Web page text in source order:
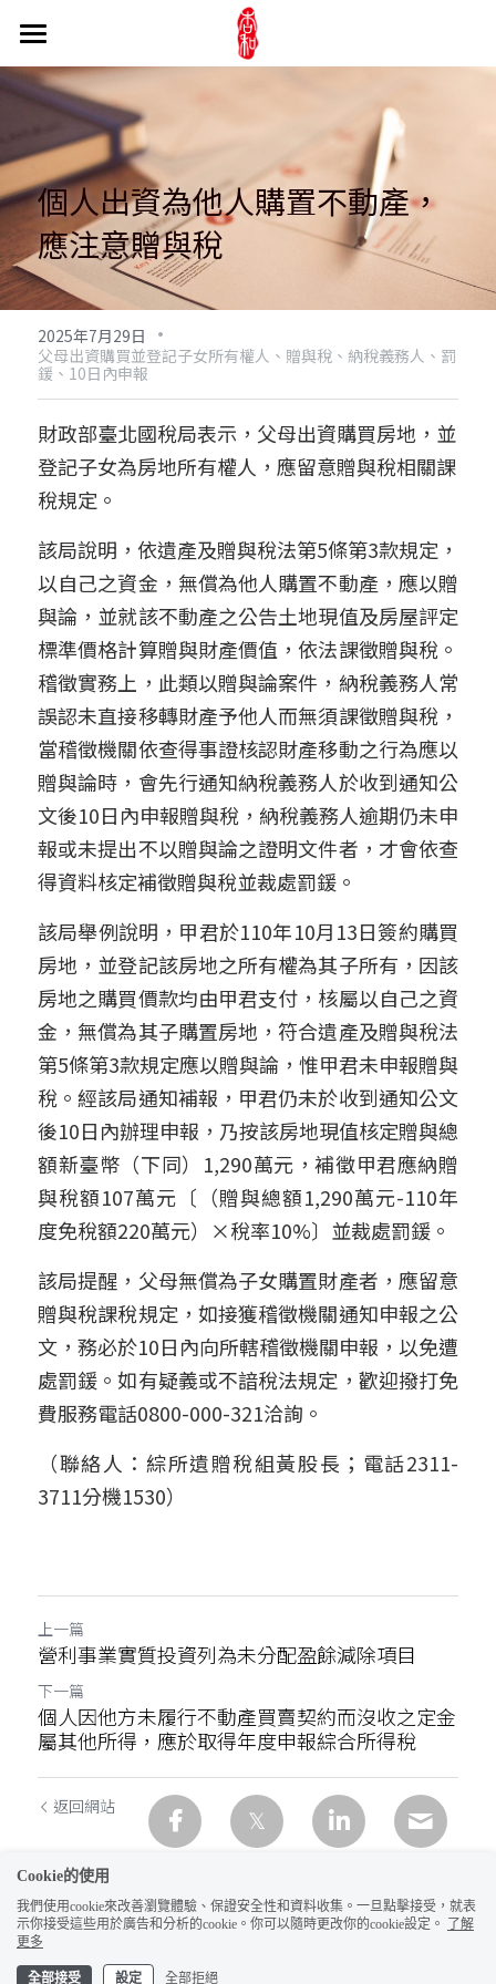
關於事務所
陳文炯會計師
事務所介紹
媒體與文章
我們的實績
交通超方便
杏和吃喝玩樂
訊息公告
最新消息
產學合作
新書介紹
網路相簿
醫療法人
醫療財團法人
醫療社團法人
醫療機構
長照法人
長照相關新聞
產業趨勢
長照相關法條
家族財產信託
公益信託
股權信託
不動產信託
家族財產信託
信託與遺贈稅
公益活動
財團法人看見.齊柏林基金會
臺灣腸癌病友協會
專業服務
公司法
證券交易法
新公司設立
文創產業
新創公司
其他專業服務
線上諮詢
聯絡資訊
加入我們
搜索
加LINE諮詢
個人出資為他人購置不動產，
應注意贈與稅
2025年7月29日 ·
父母出資購買並登記子女所有權人、贈與稅、納稅義務人、罰
鍰、10日內申報
財政部臺北國稅局表示，父母出資購買房地，並
登記子女為房地所有權人，應留意贈與稅相關課
稅規定。
該局說明，依遺產及贈與稅法第5條第3款規定，
以自己之資金，無償為他人購置不動產，應以贈
與論，並就該不動產之公告土地現值及房屋評定
標準價格計算贈與財產價值，依法課徵贈與稅。
稽徵實務上，此類以贈與論案件，納稅義務人常
誤認未直接移轉財產予他人而無須課徵贈與稅，
當稽徵機關依查得事證核認財產移動之行為應以
贈與論時，會先行通知納稅義務人於收到通知公
文後10日內申報贈與稅，納稅義務人逾期仍未申
報或未提出不以贈與論之證明文件者，才會依查
得資料核定補徵贈與稅並裁處罰鍰。
該局舉例說明，甲君於110年10月13日簽約購買
房地，並登記該房地之所有權為其子所有，因該
房地之購買價款均由甲君支付，核屬以自己之資
金，無償為其子購置房地，符合遺產及贈與稅法
第5條第3款規定應以贈與論，惟甲君未申報贈與
稅。經該局通知補報，甲君仍未於收到通知公文
後10日內辦理申報，乃按該房地現值核定贈與總
額新臺幣（下同）1,290萬元，補徵甲君應納贈
與稅額107萬元〔（贈與總額1,290萬元-110年
度免稅額220萬元）×稅率10%〕並裁處罰鍰。
該局提醒，父母無償為子女購置財產者，應留意
贈與稅課稅規定，如接獲稽徵機關通知申報之公
文，務必於10日內向所轄稽徵機關申報，以免遭
處罰鍰。如有疑義或不諳稅法規定，歡迎撥打免
費服務電話0800-000-321洽詢。
（聯絡人：綜所遺贈稅組黃股長；電話2311-
3711分機1530）
上一篇
營利事業實質投資列為未分配盈餘減除項目
下一篇
個人因他方未履行不動產買賣契約而沒收之定金
屬其他所得，應於取得年度申報綜合所得稅
返回網站
Cookie的使用
我們使用cookie來改善瀏覽體驗、保證安全性和資料收集。一旦點擊接受，就表
示你接受這些用於廣告和分析的cookie。你可以隨時更改你的cookie設定。
了解
更多
全部接受 設定 全部拒絕